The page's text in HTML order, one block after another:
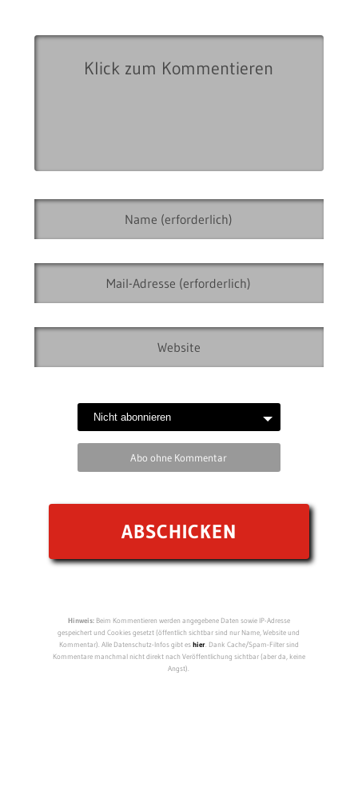
Abo ohne Kommentar
Hinweis:Beim Kommentieren werden angegebene Daten sowie IP-Adresse
gespeichert und Cookies gesetzt (öffentlich sichtbar sind nur Name, Website und
Kommentar). Alle Datenschutz-Infos gibt eshier. Dank Cache/Spam-Filter sind
Kommentare manchmal nicht direkt nach Veröffentlichung sichtbar (aber da, keine
Angst).